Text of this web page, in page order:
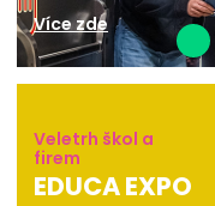
Více zde
Veletrh škol a
firem
EDUCA EXPO